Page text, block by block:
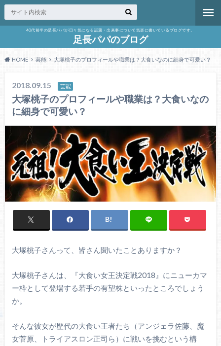
40代前半の足長パパが日々気になる話題・出来事について気楽に書いているブログです。
足長パパのブログ
HOME 芸能 大塚桃子のプロフィールや職業は？大食いなのに細身で可愛い？
2018.09.15 芸能
大塚桃子のプロフィールや職業は？大食いなの
に細身で可愛い？
大塚桃子さんって、皆さん聞いたことありますか？
大塚桃子さんは、『大食い女王決定戦2018』にニューカマ
ー枠として登場する若手の有望株といったところでしょう
か。
そんな彼女が歴代の大食い王者たち（アンジェラ佐藤、魔
女菅原、トライアスロン正司ら）に戦いを挑むという構